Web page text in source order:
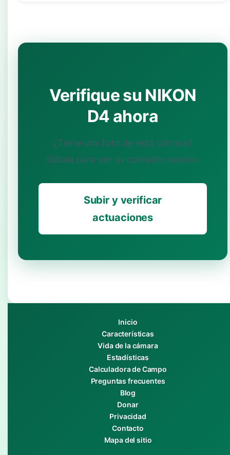
Verifique su NIKON
D4 ahora
¿Tiene una foto de esta cámara?
Súbala para ver su contador exacto.
Subir y verificar
actuaciones
Inicio
Características
Vida de la cámara
Estadísticas
Calculadora de Campo
Preguntas frecuentes
Blog
Donar
Privacidad
Contacto
Mapa del sitio